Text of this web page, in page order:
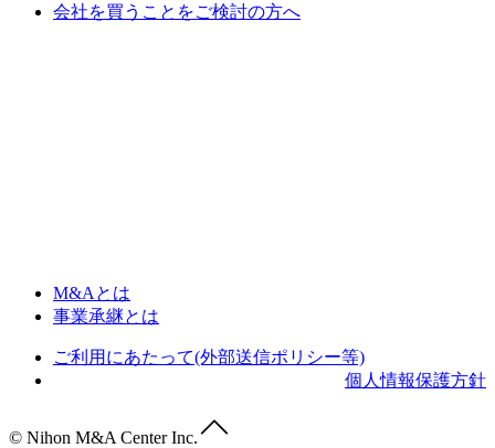
会社を買うことをご検討の方へ
M&Aとは
事業承継とは
ご利用にあたって(外部送信ポリシー等)
個人情報保護方針
© Nihon M&A Center Inc.